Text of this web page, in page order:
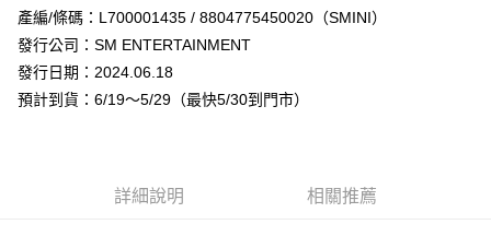
悠遊付
AFTEE先享後付
相關說明
【關於「AFTEE先享後付」】
３．安心：先確認商品／服務後，再付款。
產編/條碼：L700001435 / 8804775450020（SMINI）
發行公司：SM ENTERTAINMENT
發行日期：2024.06.18
預計到貨：6/19～5/29（最快5/30到門市）
詳細說明 相關推薦